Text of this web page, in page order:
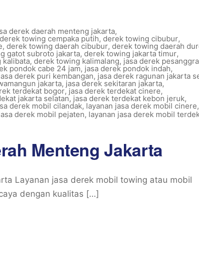
derek daerah menteng jakarta,
derek towing cempaka putih, derek towing cibubur,
, derek towing daerah cibubur, derek towing daerah
gatot subroto jakarta, derek towing jakarta timur,
kalibata, derek towing kalimalang, jasa derek
pondok cabe 24 jam, jasa derek pondok indah,
derek puri kembangan, jasa derek ragunan jakarta
jakarta, jasa derek sekitaran jakarta,
terdekat bogor, jasa derek terdekat cinere,
jakarta selatan, jasa derek terdekat kebon jeruk,
derek mobil cilandak, layanan jasa derek mobil cinere,
derek mobil pejaten, layanan jasa derek mobil
Menteng Jakarta
Layanan jasa derek mobil towing atau mobil
dengan kualitas […]